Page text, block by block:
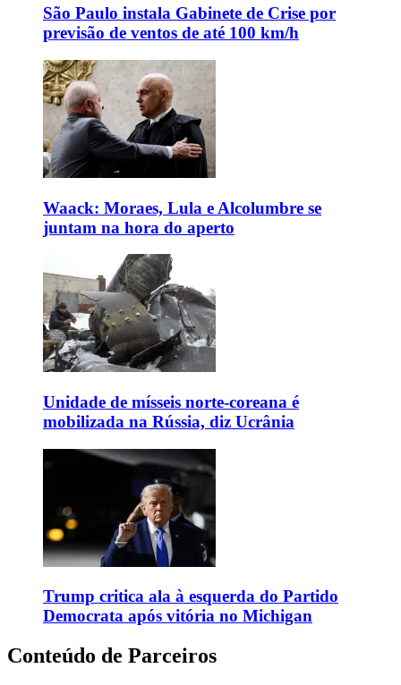
São Paulo instala Gabinete de Crise por
previsão de ventos de até 100 km/h
Waack: Moraes, Lula e Alcolumbre se
juntam na hora do aperto
Unidade de mísseis norte-coreana é
mobilizada na Rússia, diz Ucrânia
Trump critica ala à esquerda do Partido
Democrata após vitória no Michigan
Conteúdo de Parceiros